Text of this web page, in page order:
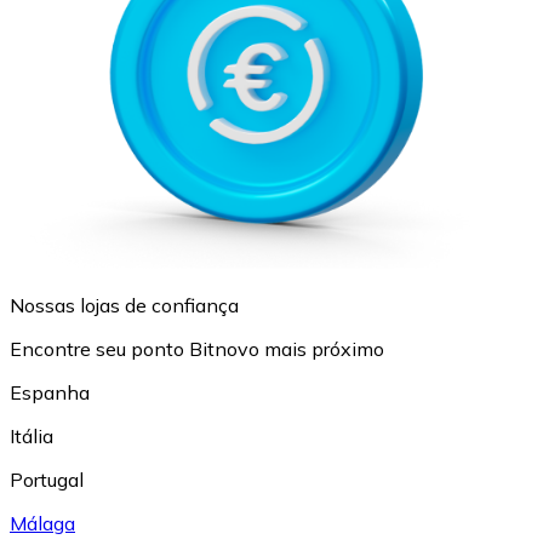
Nossas lojas de confiança
Encontre seu ponto Bitnovo mais próximo
Espanha
Itália
Portugal
Málaga